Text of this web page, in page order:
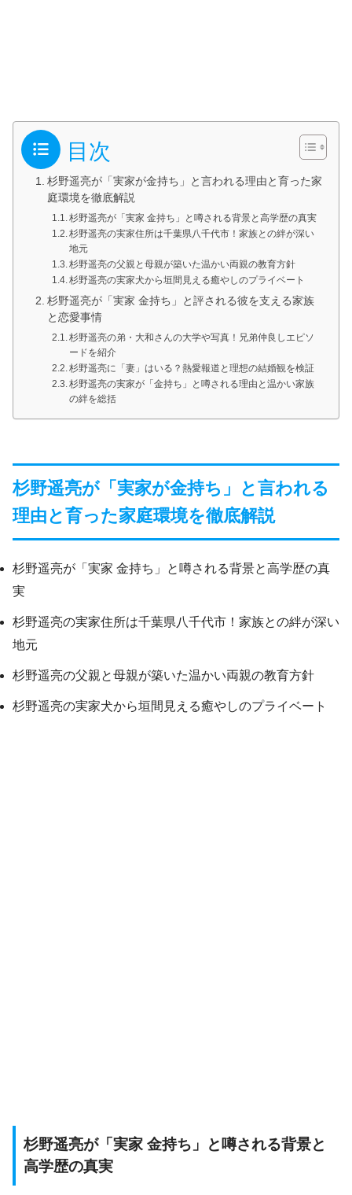
目次
杉野遥亮が「実家が金持ち」と言われる理由と育った家
庭環境を徹底解説
杉野遥亮が「実家 金持ち」と噂される背景と高学歴の真実
杉野遥亮の実家住所は千葉県八千代市！家族との絆が深い
地元
杉野遥亮の父親と母親が築いた温かい両親の教育方針
杉野遥亮の実家犬から垣間見える癒やしのプライベート
杉野遥亮が「実家 金持ち」と評される彼を支える家族
と恋愛事情
杉野遥亮の弟・大和さんの大学や写真！兄弟仲良しエピソ
ードを紹介
杉野遥亮に「妻」はいる？熱愛報道と理想の結婚観を検証
杉野遥亮の実家が「金持ち」と噂される理由と温かい家族
の絆を総括
杉野遥亮が「実家が金持ち」と言われる
理由と育った家庭環境を徹底解説
杉野遥亮が「実家 金持ち」と噂される背景と高学歴の真
実
杉野遥亮の実家住所は千葉県八千代市！家族との絆が深い
地元
杉野遥亮の父親と母親が築いた温かい両親の教育方針
杉野遥亮の実家犬から垣間見える癒やしのプライベート
杉野遥亮が「実家 金持ち」と噂される背景と
高学歴の真実